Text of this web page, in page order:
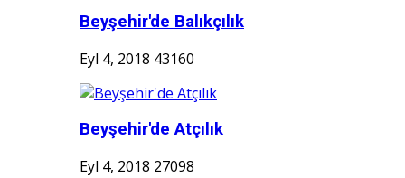
Beyşehir'de Balıkçılık
Eyl 4, 2018 43160
Beyşehir'de Atçılık
Eyl 4, 2018 27098